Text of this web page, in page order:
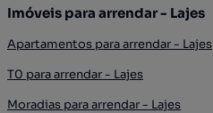
Imóveis para arrendar - Lajes
Apartamentos para arrendar - Lajes
T0 para arrendar - Lajes
Moradias para arrendar - Lajes